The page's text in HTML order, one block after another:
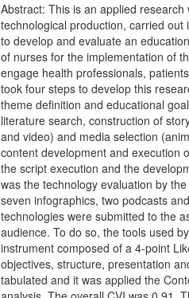
Abstract: This is an applied
technological production, carried
to develop and evaluate an
of nurses for the implementation of
engage health professionals,
took four steps to develop this
theme definition and educational
literature search, construction of
and video) and media selection
content development and execution
the script execution and the
was the technology evaluation by
seven infographics, two podcasts
technologies were submitted to the
audience. To do so, the tools used
instrument composed of a 4-point
objectives, structure, presentation
tabulated and it was applied the